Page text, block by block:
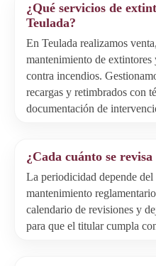
¿Qué servicios de
Teulada?
En Teulada realizamos
mantenimiento de extintores
contra incendios.
recargas y retimbrados con
documentación de
¿Cada cuánto se
La periodicidad depende
mantenimiento
calendario de revisiones y
para que el titular cumpla